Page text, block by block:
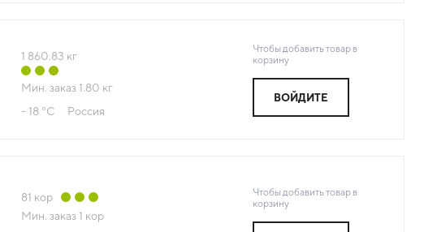
1 860.83 кг
Мин. заказ 1.80 кг
- 18 °С
Россия
Чтобы добавить товар в
корзину
ВОЙДИТЕ
81 кор
Мин. заказ 1 кор
Чтобы добавить товар в
корзину